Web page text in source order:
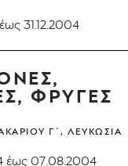
έως 31.12.2004
ΦΡΥΓΕΣ
Γ΄, ΛΕΥΚΩΣΊΑ
έως 07.08.2004